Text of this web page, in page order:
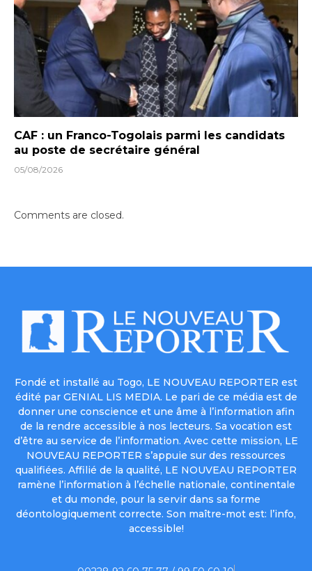
CAF : un Franco-Togolais parmi les candidats
au poste de secrétaire général
05/08/2026
Comments are closed.
Fondé et installé au Togo, LE NOUVEAU REPORTER est
édité par GENIAL LIS MEDIA. Le pari de ce média est de
donner une conscience et une âme à l’information afin
de la rendre accessible à nos lecteurs. Sa vocation est
d’être au service de l’information. Avec cette mission, LE
NOUVEAU REPORTER s’appuie sur des ressources
qualifiées. Affilié de la qualité, LE NOUVEAU REPORTER
ramène l’information à l’échelle nationale, continentale
et du monde, pour la servir dans sa forme
déontologiquement correcte. Son maître-mot est: l’info,
accessible!